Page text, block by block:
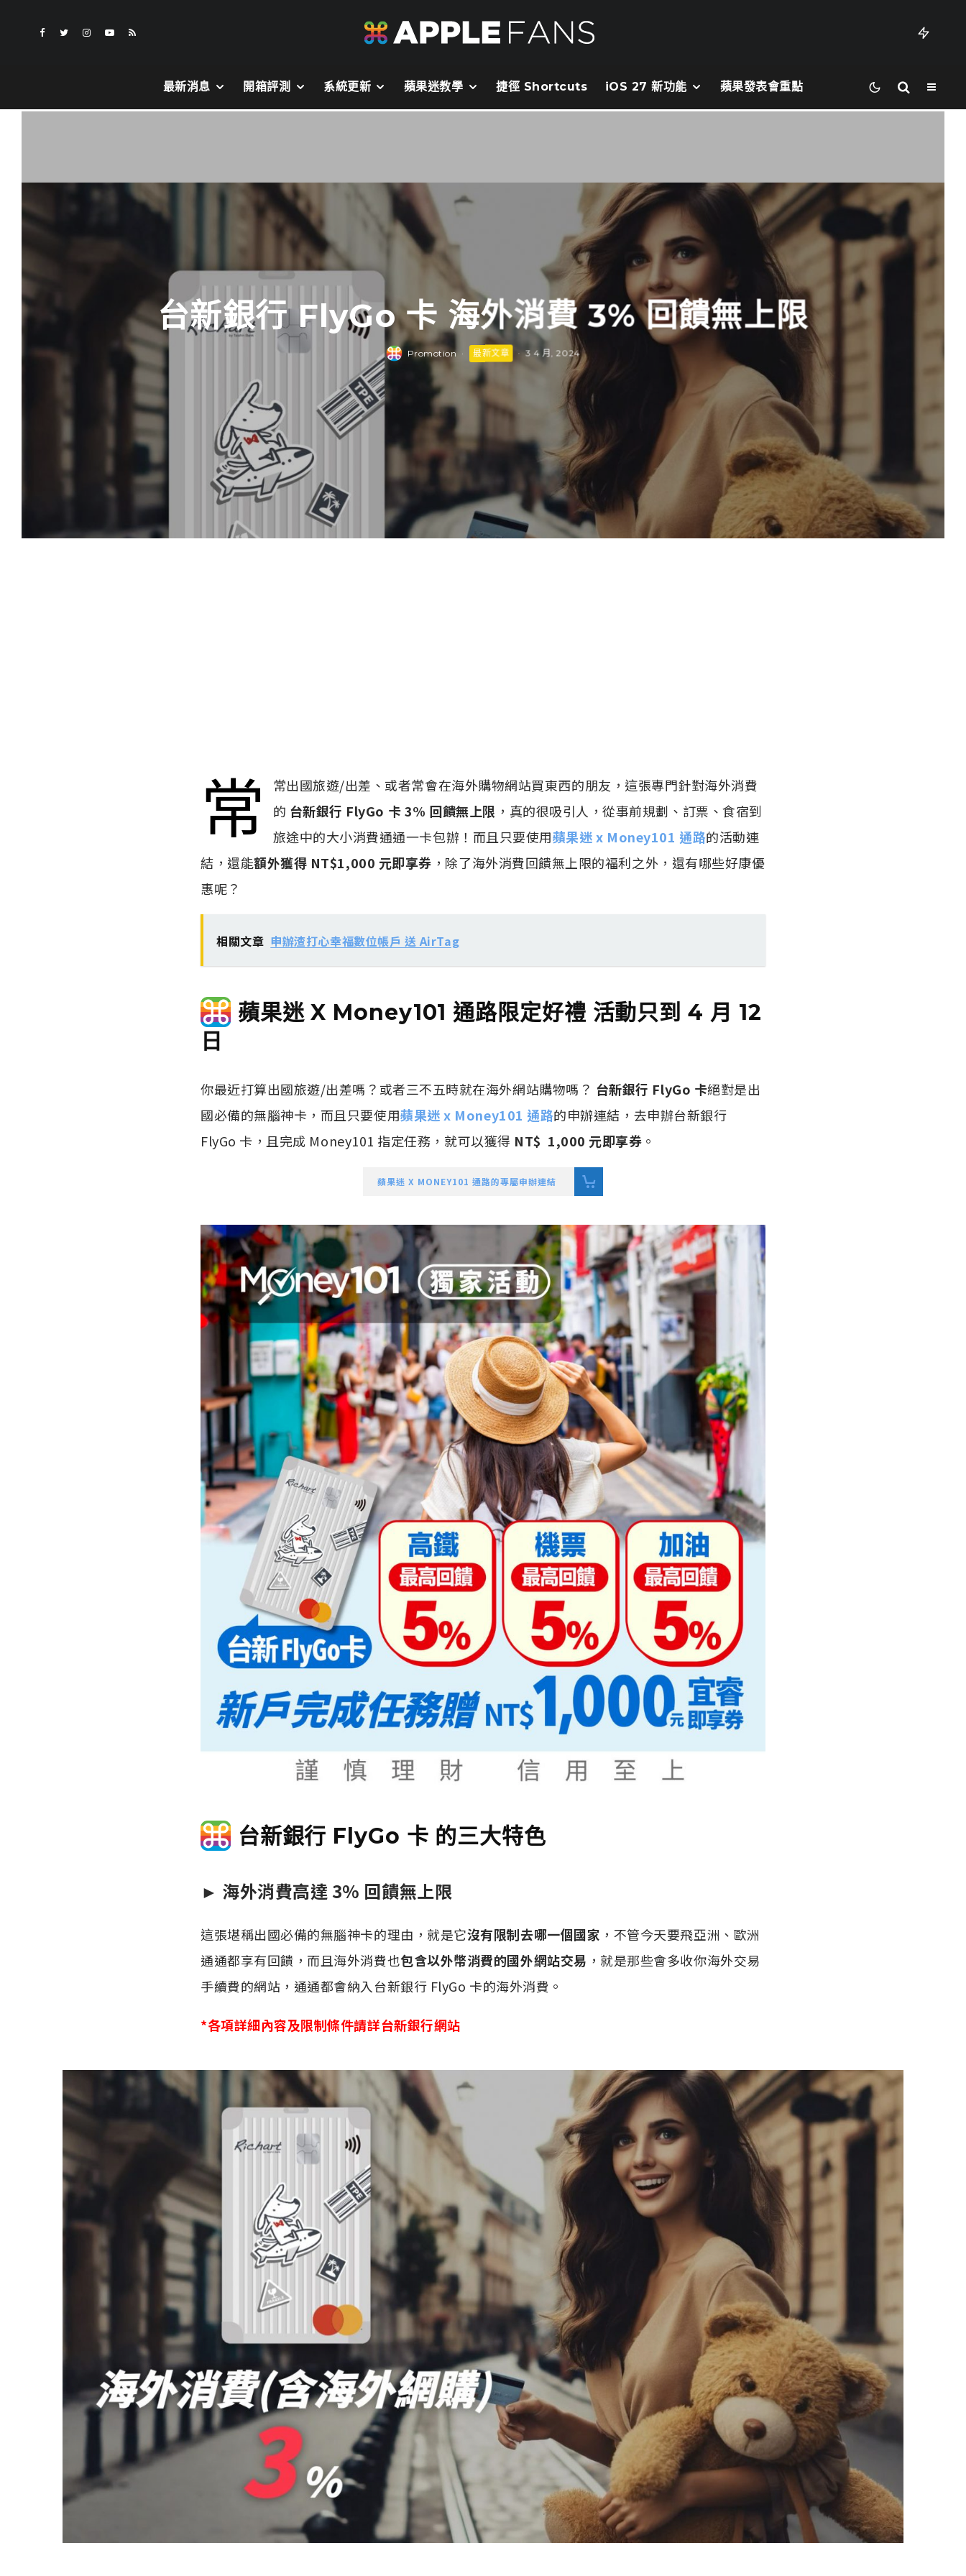
最新消息 開箱評測 系統更新 蘋果迷教學 捷徑 Shortcuts iOS 27 新功能 蘋果發表會重點
台新銀行 FlyGo 卡 海外消費 3% 回饋無上限
Promotion · 最新文章 · 3 4 月, 2024
常
常出國旅遊/出差、或者常會在海外購物網站買東西的朋友，這張專門針對海外消費
的 台新銀行 FlyGo 卡 3% 回饋無上限 ，真的很吸引人，從事前規劃、訂票、食宿到
旅途中的大小消費通通一卡包辦！而且只要使用蘋果迷 x Money101 通路的活動連
結，還能額外獲得 NT$1,000 元即享券 ，除了海外消費回饋無上限的福利之外，還有哪些好康優
惠呢？
相關文章 申辦渣打心幸福數位帳戶 送 AirTag
蘋果迷 X Money101 通路限定好禮 活動只到 4 月 12
日
你最近打算出國旅遊/出差嗎？或者三不五時就在海外網站購物嗎？ 台新銀行 FlyGo 卡絕對是出
國必備的無腦神卡，而且只要使用蘋果迷 x Money101 通路的申辦連結，去申辦台新銀行
FlyGo 卡，且完成 Money101 指定任務，就可以獲得 NT$ 1,000 元即享券 。
蘋果迷 X MONEY101 通路的專屬申辦連結
台新銀行 FlyGo 卡 的三大特色
► 海外消費高達 3% 回饋無上限
這張堪稱出國必備的無腦神卡的理由，就是它沒有限制去哪一個國家 ，不管今天要飛亞洲、歐洲
通通都享有回饋，而且海外消費也包含以外幣消費的國外網站交易 ，就是那些會多收你海外交易
手續費的網站，通通都會納入台新銀行 FlyGo 卡的海外消費。
*各項詳細內容及限制條件請詳台新銀行網站